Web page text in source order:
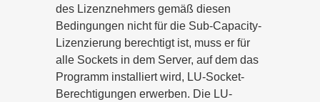
des Lizenznehmers gemäß diesen
Bedingungen nicht für die Sub-Capacity-
Lizenzierung berechtigt ist, muss er für
alle Sockets in dem Server, auf dem das
Programm installiert wird, LU-Socket-
Berechtigungen erwerben. Die LU-